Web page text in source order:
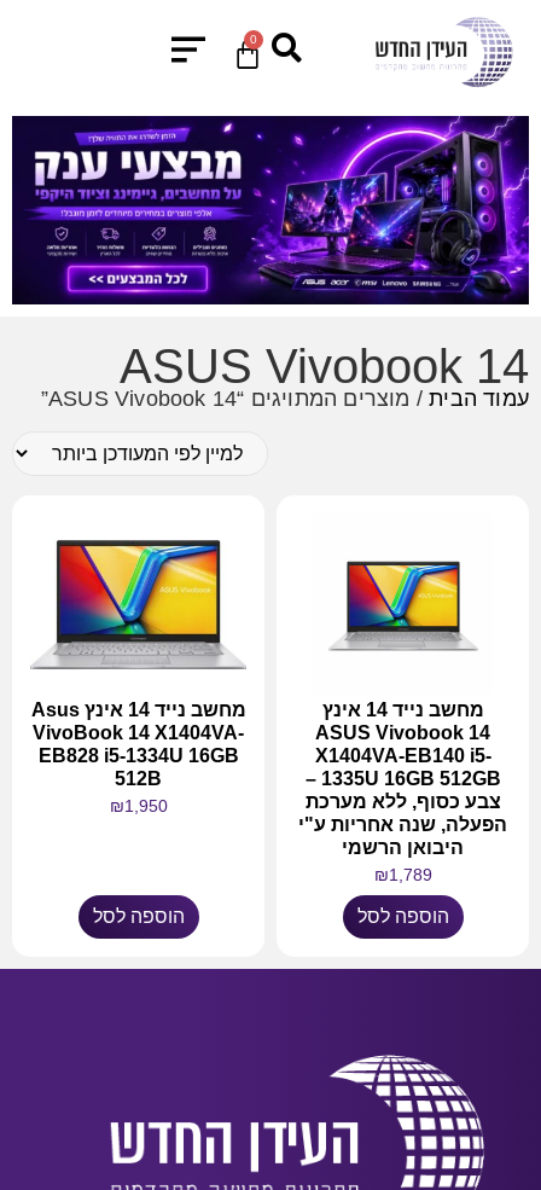
0
ASUS Vivobook 14
עמוד הבית/ מוצרים המתויגים “ASUS Vivobook 14”
מחשב נייד 14 אינץ
ASUS Vivobook 14
X1404VA-EB140 i5-
1335U 16GB 512GB –
צבע כסוף, ללא מערכת
הפעלה, שנה אחריות ע"י
היבואן הרשמי
₪1,789
הוספה לסל
מחשב נייד 14 אינץ Asus
VivoBook 14 X1404VA-
EB828 i5-1334U 16GB
512B
₪1,950
הוספה לסל